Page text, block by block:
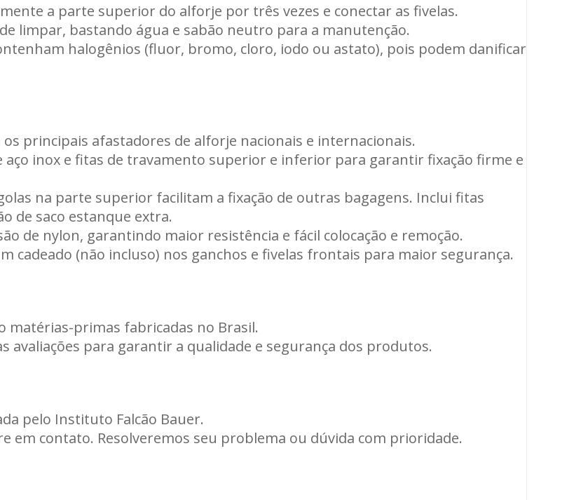
a parte superior do alforje por três vezes e conectar as fivelas.
limpar, bastando água e sabão neutro para a manutenção.
halogênios (fluor, bromo, cloro, iodo ou astato), pois podem danificar
principais afastadores de alforje nacionais e internacionais.
aço inox e fitas de travamento superior e inferior para garantir fixação firme e
na parte superior facilitam a fixação de outras bagagens. Inclui fitas
de saco estanque extra.
de nylon, garantindo maior resistência e fácil colocação e remoção.
cadeado (não incluso) nos ganchos e fivelas frontais para maior segurança.
matérias-primas fabricadas no Brasil.
avaliações para garantir a qualidade e segurança dos produtos.
pelo Instituto Falcão Bauer.
em contato. Resolveremos seu problema ou dúvida com prioridade.